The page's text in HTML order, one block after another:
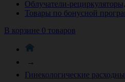
Облучатели-
Товары по бонусной
В корзине 0 товаров
→
Гинекологические